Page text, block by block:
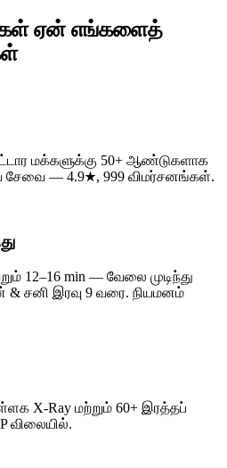
ஏன் எங்களைத்
மக்களுக்கு 50+ ஆண்டுகளாக
சேவை — 4.9★, 999 விமர்சனங்கள்.
12–16 min — வேலை முடிந்து
& சனி இரவு 9 வரை. நியமனம்
X-Ray மற்றும் 60+ இரத்தப்
விலையில்.